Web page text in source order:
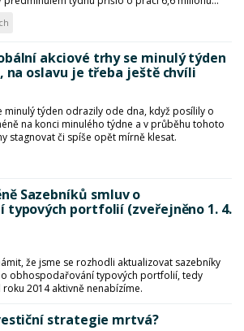
akciové trhy se minulý týden
na oslavu je třeba ještě chvíli
minulý týden odrazily ode dna, když posílily o
na konci minulého týdne a v průběhu tohoto
stagnovat či spíše opět mírně klesat.
Sazebníků smluv o
typových portfolií (zveřejněno 1. 4.
že jsme se rozhodli aktualizovat sazebníky
o obhospodařování typových portfolií, tedy
2014 aktivně nenabízíme.
strategie mrtvá?